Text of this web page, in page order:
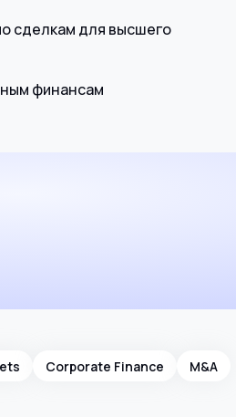
сделкам для высшего
финансам
Corporate Finance
M&A